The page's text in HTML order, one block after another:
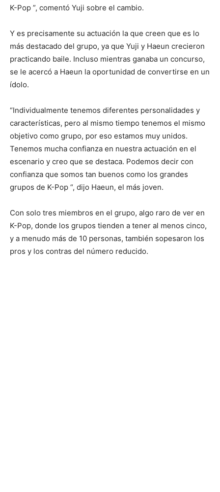
K-Pop ”, comentó Yuji sobre el cambio.
Y es precisamente su actuación la que creen que es lo
más destacado del grupo, ya que Yuji y Haeun crecieron
practicando baile. Incluso mientras ganaba un concurso,
se le acercó a Haeun la oportunidad de convertirse en un
ídolo.
“Individualmente tenemos diferentes personalidades y
características, pero al mismo tiempo tenemos el mismo
objetivo como grupo, por eso estamos muy unidos.
Tenemos mucha confianza en nuestra actuación en el
escenario y creo que se destaca. Podemos decir con
confianza que somos tan buenos como los grandes
grupos de K-Pop “, dijo Haeun, el más joven.
Con solo tres miembros en el grupo, algo raro de ver en
K-Pop, donde los grupos tienden a tener al menos cinco,
y a menudo más de 10 personas, también sopesaron los
pros y los contras del número reducido.